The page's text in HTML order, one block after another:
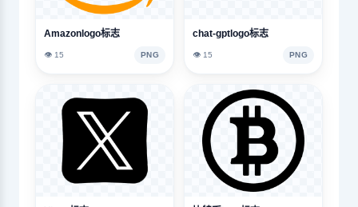
Amazonlogo标志
👁️ 15 PNG
chat-gptlogo标志
👁️ 15 PNG